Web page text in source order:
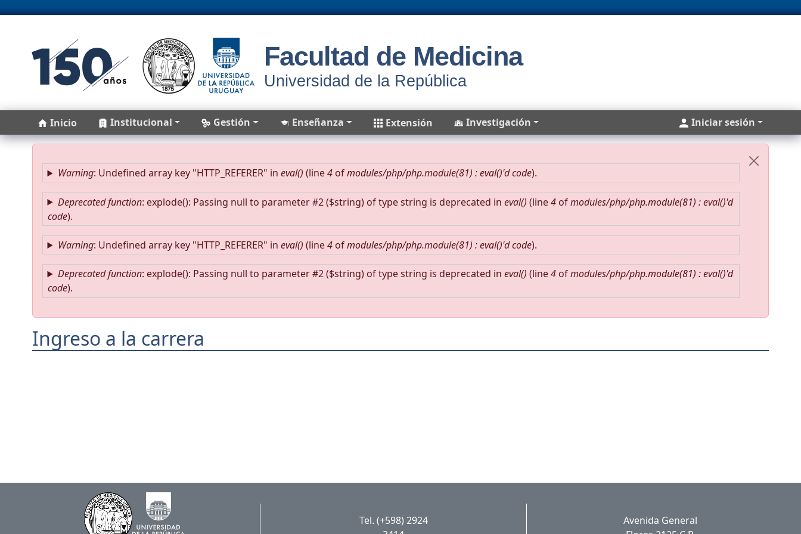
Facultad de Medicina
Universidad de la República
Main navigation
Inicio Institucional Gestión Enseñanza Extensión Investigación Cuentas
Iniciar sesión
Mensaje de error
Warning: Undefined array key "HTTP_REFERER" in eval() (line4ofmodules/php/php.module(81) : eval()'d code).
Deprecated function: explode(): Passing null to parameter #2 ($string) of type string is deprecated in eval() (line4ofmodules/php/php.module(81) : eval()'d
code).
Warning: Undefined array key "HTTP_REFERER" in eval() (line4ofmodules/php/php.module(81) : eval()'d code).
Deprecated function: explode(): Passing null to parameter #2 ($string) of type string is deprecated in eval() (line4ofmodules/php/php.module(81) : eval()'d
code).
Ingreso a la carrera
Tel. (+598) 2924
Avenida General